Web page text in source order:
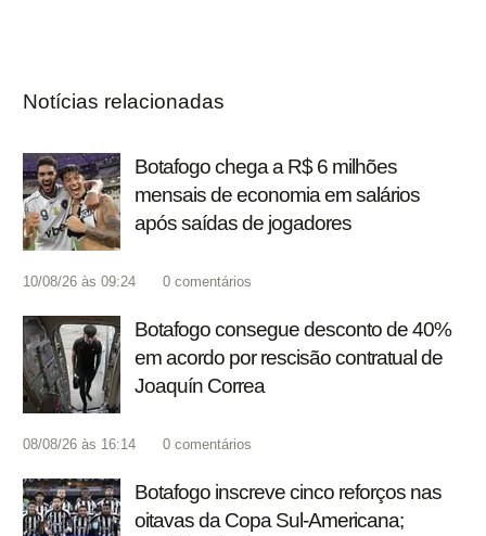
Notícias relacionadas
Botafogo chega a R$ 6 milhões
mensais de economia em salários
após saídas de jogadores
10/08/26 às 09:24 0 comentários
Botafogo consegue desconto de 40%
em acordo por rescisão contratual de
Joaquín Correa
08/08/26 às 16:14 0 comentários
Botafogo inscreve cinco reforços nas
oitavas da Copa Sul-Americana;